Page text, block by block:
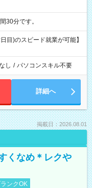
時間30分です。
目)のスピード就業が可能】
し / パソコンスキル不要
詳細へ
掲載日：2026.08.01
くなめ＊レクや
ンクOK